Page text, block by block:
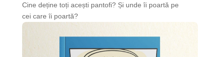
Cine deține toți acești pantofi? Și unde îi poartă pe
cei care îi poartă?